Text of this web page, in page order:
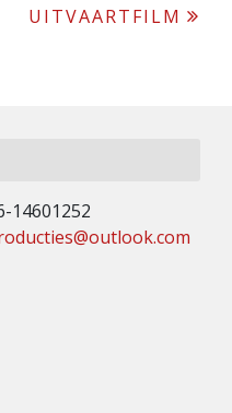
UITVAARTFILM
14601252